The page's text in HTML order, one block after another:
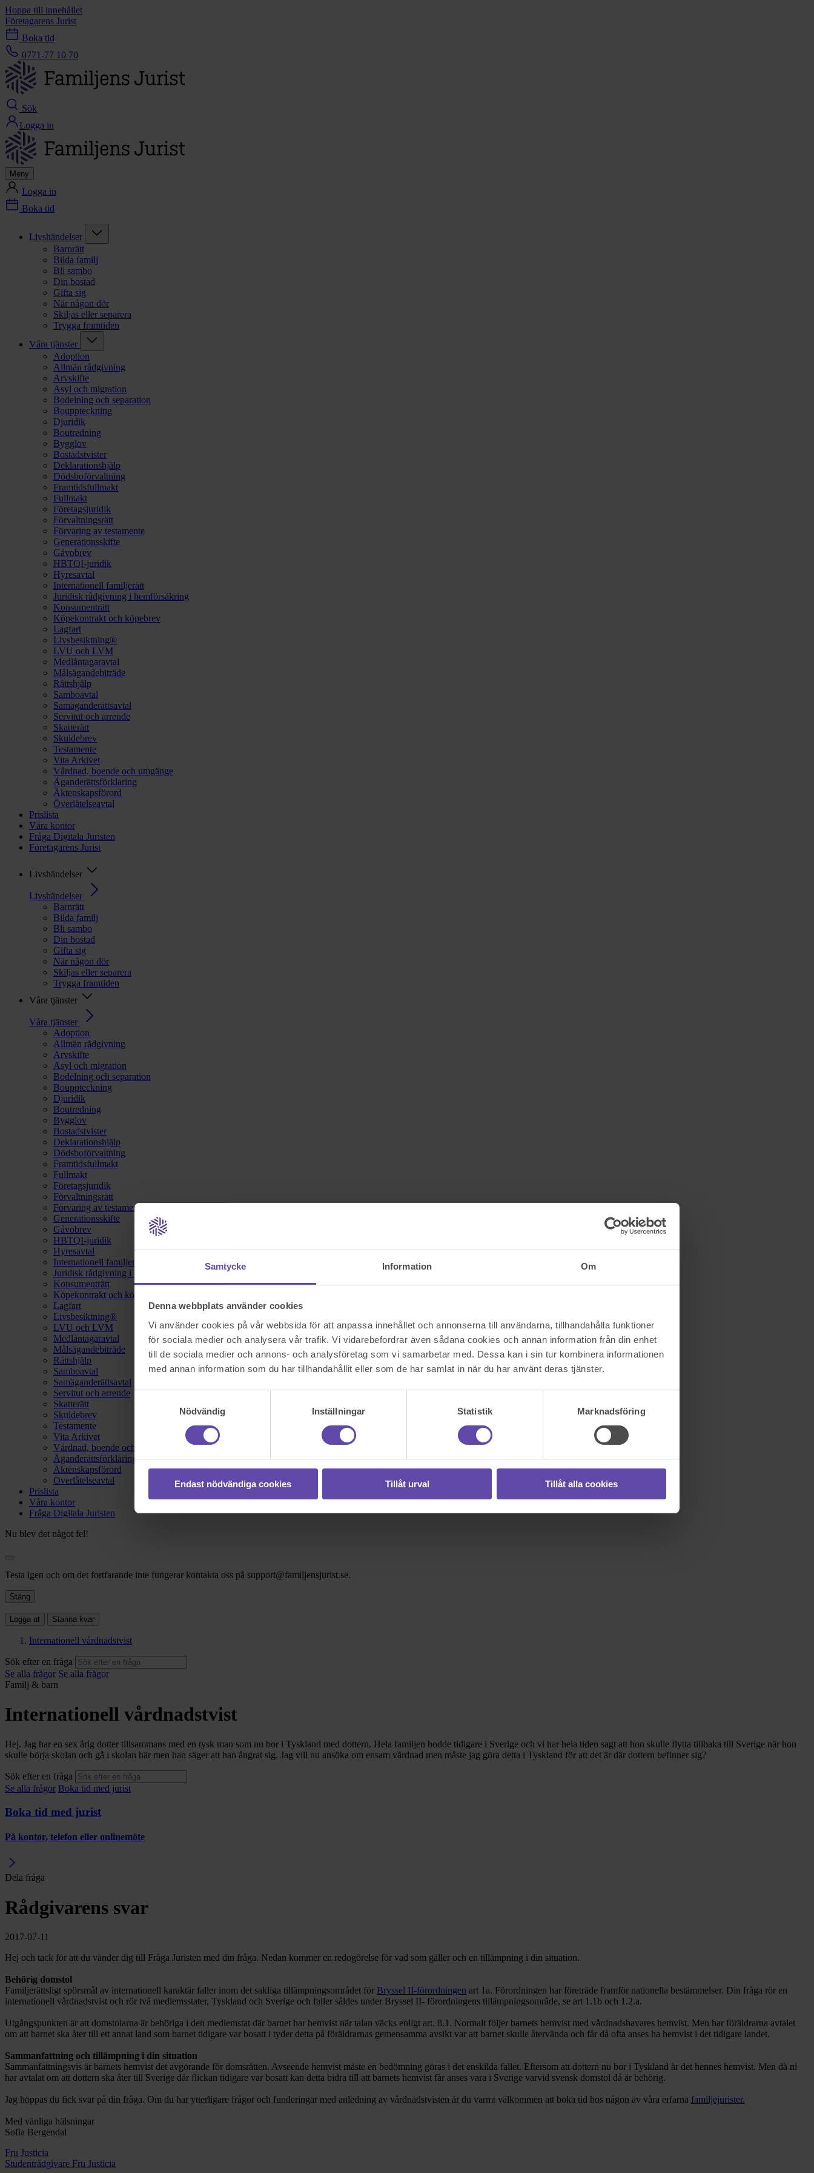
Samtycke Information Om
Denna webbplats använder cookies
Vi använder cookies på vår webbsida för att anpassa innehållet och annonserna till användarna, tillhandahålla funktioner
för sociala medier och analysera vår trafik. Vi vidarebefordrar även sådana cookies och annan information från din enhet
till de sociala medier och annons- och analysföretag som vi samarbetar med. Dessa kan i sin tur kombinera informationen
med annan information som du har tillhandahållit eller som de har samlat in när du har använt deras tjänster.
Nödvändig
Inställningar Statistik Marknadsföring
Endast nödvändiga cookies Tillåt urval Tillåt alla cookies
Hoppa till innehållet
Företagarens Jurist
Boka tid
0771-77 10 70
Sök
Logga in
Meny
Logga in
Boka tid
Livshändelser
Barnrätt
Bilda familj
Bli sambo
Din bostad
Gifta sig
När någon dör
Skiljas eller separera
Trygga framtiden
Våra tjänster
Adoption
Allmän rådgivning
Arvskifte
Asyl och migration
Bodelning och separation
Bouppteckning
Djuridik
Boutredning
Bygglov
Bostadstvister
Deklarationshjälp
Dödsboförvaltning
Framtidsfullmakt
Fullmakt
Företagsjuridik
Förvaltningsrätt
Förvaring av testamente
Generationsskifte
Gåvobrev
HBTQI-juridik
Hyresavtal
Internationell familjerätt
Juridisk rådgivning i hemförsäkring
Konsumenträtt
Köpekontrakt och köpebrev
Lagfart
Livsbesiktning®
LVU och LVM
Medlåntagaravtal
Målsägandebiträde
Rättshjälp
Samboavtal
Samäganderättsavtal
Servitut och arrende
Skatterätt
Skuldebrev
Testamente
Vita Arkivet
Vårdnad, boende och umgänge
Äganderättsförklaring
Äktenskapsförord
Överlåtelseavtal
Prislista
Våra kontor
Fråga Digitala Juristen
Företagarens Jurist
Livshändelser
Livshändelser
Barnrätt
Bilda familj
Bli sambo
Din bostad
Gifta sig
När någon dör
Skiljas eller separera
Trygga framtiden
Våra tjänster
Våra tjänster
Adoption
Allmän rådgivning
Arvskifte
Asyl och migration
Bodelning och separation
Bouppteckning
Djuridik
Boutredning
Bygglov
Bostadstvister
Deklarationshjälp
Dödsboförvaltning
Framtidsfullmakt
Fullmakt
Företagsjuridik
Förvaltningsrätt
Förvaring av testamente
Generationsskifte
Gåvobrev
HBTQI-juridik
Hyresavtal
Internationell familjerätt
Juridisk rådgivning i hemförsäkring
Konsumenträtt
Köpekontrakt och köpebrev
Lagfart
Livsbesiktning®
LVU och LVM
Medlåntagaravtal
Målsägandebiträde
Rättshjälp
Samboavtal
Samäganderättsavtal
Servitut och arrende
Skatterätt
Skuldebrev
Testamente
Vita Arkivet
Vårdnad, boende och umgänge
Äganderättsförklaring
Äktenskapsförord
Överlåtelseavtal
Prislista
Våra kontor
Fråga Digitala Juristen
Nu blev det något fel!
Testa igen och om det fortfarande inte fungerar kontakta oss på support@familjensjurist.se.
Stäng
Logga ut Stanna kvar
Internationell vårdnadstvist
Sök efter en fråga
Se alla frågor Se alla frågor
Familj & barn
Internationell vårdnadstvist
Hej. Jag har en sex årig dotter tillsammans med en tysk man som nu bor i Tyskland med dottern. Hela familjen bodde tidigare i Sverige och vi har hela tiden sagt att hon skulle flytta tillbaka till Sverige när hon
skulle börja skolan och gå i skolan här men han säger att han ångrat sig. Jag vill nu ansöka om ensam vårdnad men måste jag göra detta i Tyskland för att det är där dottern befinner sig?
Sök efter en fråga
Se alla frågor Boka tid med jurist
Boka tid med jurist
På kontor, telefon eller onlinemöte
Dela fråga
Rådgivarens svar
2017-07-11
Hej och tack för att du vänder dig till Fråga Juristen med din fråga. Nedan kommer en redogörelse för vad som gäller och en tillämpning i din situation.
Behörig domstol
Familjerättsligt spörsmål av internationell karaktär faller inom det sakliga tillämpningsområdet för Bryssel II-förordningen art 1a. Förordningen har företräde framför nationella bestämmelser. Din fråga rör en
internationell vårdnadstvist och rör två medlemsstater, Tyskland och Sverige och faller såldes under Bryssel II- förordningens tillämpningsområde, se art 1.1b och 1.2.a.
Utgångspunkten är att domstolarna är behöriga i den medlemstat där barnet har hemvist när talan väcks enligt art. 8.1. Normalt följer barnets hemvist med vårdnadshavares hemvist. Men har föräldrarna avtalet
om att barnet ska åter till ett annat land som barnet tidigare var bosatt i tyder detta på föräldrarnas gemensamma avsikt var att barnet skulle återvända och får då ofta anses ha hemvist i det tidigare landet.
Sammanfattning och tillämpning i din situation
Sammanfattningsvis är barnets hemvist det avgörande för domsrätten. Avseende hemvist måste en bedömning göras i det enskilda fallet. Eftersom att dottern nu bor i Tyskland är det hennes hemvist. Men då ni
har avtalat om att dottern ska åter till Sverige där flickan tidigare var bosatt kan detta bidra till att barnets hemvist får anses vara i Sverige varvid svensk domstol då är behörig.
Jag hoppas du fick svar på din fråga. Om du har ytterligare frågor och funderingar med anledning av vårdnadstvisten är du varmt välkommen att boka tid hos någon av våra erfarna familjejurister.
Med vänliga hälsningar
Sofia Bergendal
Fru Justicia
Studentrådgivare Fru Justicia